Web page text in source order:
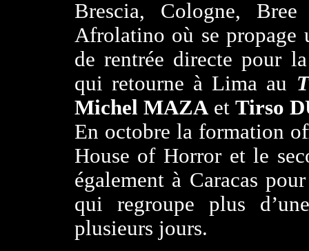
Brescia, Cologne,
Afrolatino où se propage
de rentrée directe pour
qui retourne à Lima au
Michel MAZAet Tirso
En octobre la formation
House of Horror et le
également à Caracas
qui regroupe plus
plusieurs jours.